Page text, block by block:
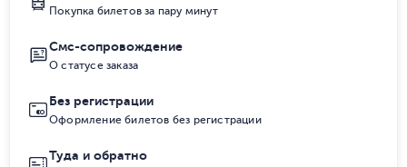
Покупка билетов за пару минут
Смс-сопровождение
О статусе заказа
Без регистрации
Оформление билетов без регистрации
Туда и обратно